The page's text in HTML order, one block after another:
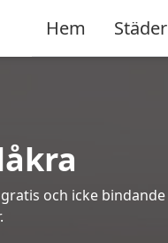
Hem Städer
och icke